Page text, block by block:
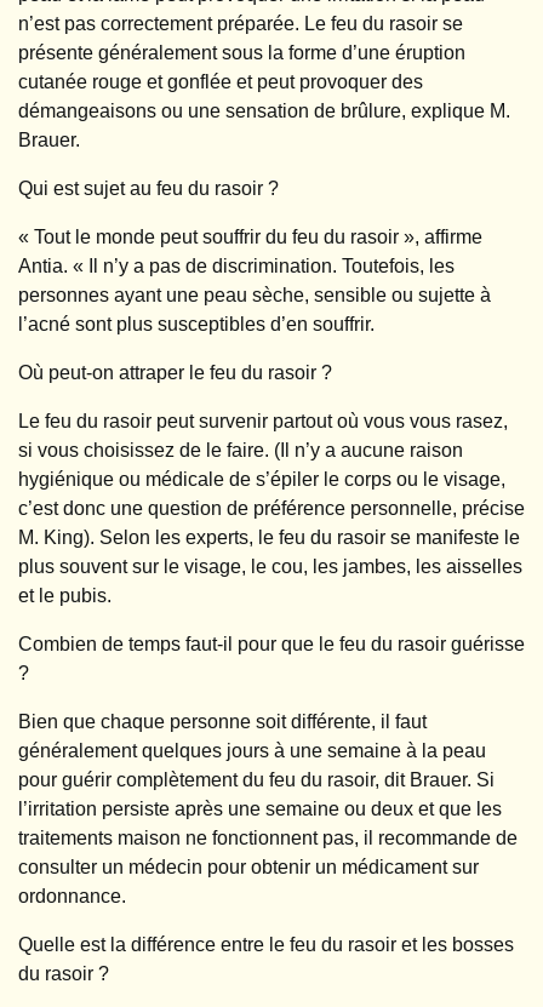
n’est pas correctement préparée. Le feu du rasoir se
présente généralement sous la forme d’une éruption
cutanée rouge et gonflée et peut provoquer des
démangeaisons ou une sensation de brûlure, explique M.
Brauer.
Qui est sujet au feu du rasoir ?
« Tout le monde peut souffrir du feu du rasoir », affirme
Antia. « Il n’y a pas de discrimination. Toutefois, les
personnes ayant une peau sèche, sensible ou sujette à
l’acné sont plus susceptibles d’en souffrir.
Où peut-on attraper le feu du rasoir ?
Le feu du rasoir peut survenir partout où vous vous rasez,
si vous choisissez de le faire. (Il n’y a aucune raison
hygiénique ou médicale de s’épiler le corps ou le visage,
c’est donc une question de préférence personnelle, précise
M. King). Selon les experts, le feu du rasoir se manifeste le
plus souvent sur le visage, le cou, les jambes, les aisselles
et le pubis.
Combien de temps faut-il pour que le feu du rasoir guérisse
?
Bien que chaque personne soit différente, il faut
généralement quelques jours à une semaine à la peau
pour guérir complètement du feu du rasoir, dit Brauer. Si
l’irritation persiste après une semaine ou deux et que les
traitements maison ne fonctionnent pas, il recommande de
consulter un médecin pour obtenir un médicament sur
ordonnance.
Quelle est la différence entre le feu du rasoir et les bosses
du rasoir ?